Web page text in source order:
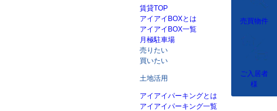
賃貸TOP
アイアイBOXとは
アイアイBOX一覧
月極駐車場
売りたい
買いたい
土地活用
アイアイパーキングとは
アイアイパーキング一覧
売買物件
ご入居者
様